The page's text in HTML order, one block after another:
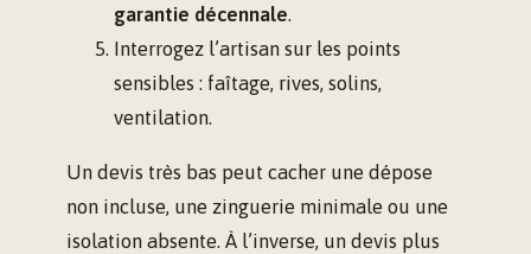
garantie décennale.
Interrogez l’artisan sur les points
sensibles : faîtage, rives, solins,
ventilation.
Un devis très bas peut cacher une dépose
non incluse, une zinguerie minimale ou une
isolation absente. À l’inverse, un devis plus